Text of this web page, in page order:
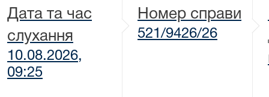
Дата та час
слухання
10.08.2026,
09:25
Номер справи
521/9426/26